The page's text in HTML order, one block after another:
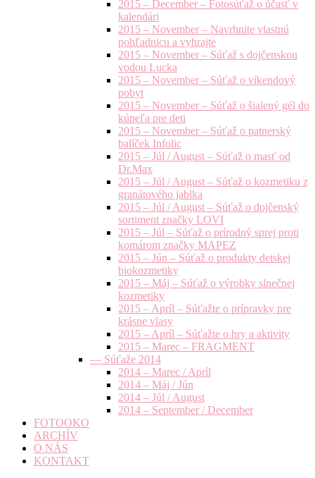
2015 – December – Fotosúťaž o účasť v
kalendári
2015 – November – Navrhnite vlastnú
pohľadnicu a vyhrajte
2015 – November – Súťaž s dojčenskou
vodou Lucka
2015 – November – Súťaž o víkendový
pobyt
2015 – November – Súťaž o šialený gél do
kúpeľa pre deti
2015 – November – Súťaž o patnerský
balíček Infolic
2015 – Júl / August – Súťaž o masť od
Dr.Max
2015 – Júl / August – Súťaž o kozmetiku z
granátového jablka
2015 – Júl / August – Súťaž o dojčenský
sortiment značky LOVI
2015 – Júl – Súťaž o prírodný sprej proti
komárom značky MAPEZ
2015 – Jún – Súťaž o produkty detskej
biokozmetiky
2015 – Máj – Súťaž o výrobky slnečnej
kozmetiky
2015 – Apríl – Súťažte o prípravky pre
krásne vlasy
2015 – Apríl – Súťažte o hry a aktivity
2015 – Marec – FRAGMENT
— Súťaže 2014
2014 – Marec / Apríl
2014 – Máj / Jún
2014 – Júl / August
2014 – September / December
FOTOOKO
ARCHÍV
O NÁS
KONTAKT